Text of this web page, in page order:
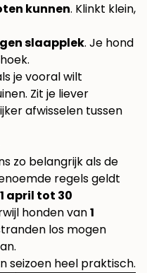
kunnen. Klinkt klein,
slaapplek. Je hond
je vooral wilt
Zit je liever
afwisselen tussen
zo belangrijk als de
regels geldt
1 april tot 30
honden van1
los mogen
seizoen heel praktisch.